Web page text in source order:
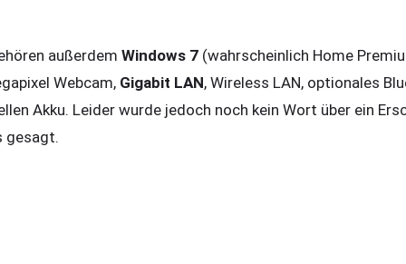
außerdem Windows 7 (wahrscheinlich Home
Webcam, Gigabit LAN, Wireless LAN, optionales
Akku. Leider wurde jedoch noch kein Wort über ein
gesagt.